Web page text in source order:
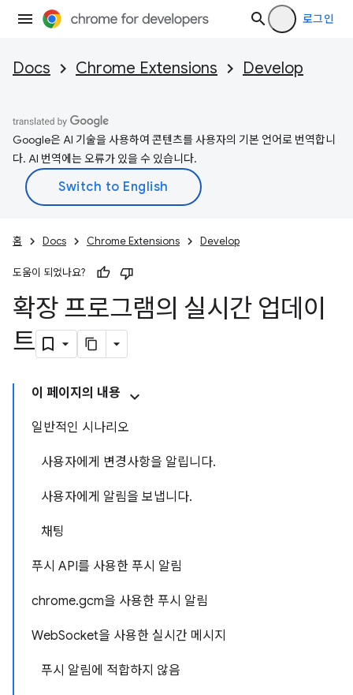
로그인
Docs Chrome Extensions Develop
Google은 AI 기술을 사용하여 콘텐츠를 사용자의 기본 언어로 번역합니
다. AI 번역에는 오류가 있을 수 있습니다.
홈 Docs Chrome Extensions Develop
도움이 되었나요?
확장 프로그램의 실시간 업데이
트
이 페이지의 내용
일반적인 시나리오
사용자에게 변경사항을 알립니다.
사용자에게 알림을 보냅니다.
채팅
푸시 API를 사용한 푸시 알림
chrome.gcm을 사용한 푸시 알림
WebSocket을 사용한 실시간 메시지
푸시 알림에 적합하지 않음